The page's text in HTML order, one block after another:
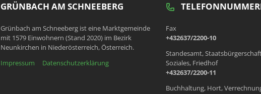
GRÜNBACH AM SCHNEEBERG
Grünbach am Schneeberg ist eine Marktgemeinde
mit 1579 Einwohnern (Stand 2020) im Bezirk
Neunkirchen in Niederösterreich, Österreich.
Impressum
Datenschutzerklärung
Fax
+432637/2200-10
Standesamt,
Soziales, Friedhof
+432637/2200-11
Buchhaltung, Hort,